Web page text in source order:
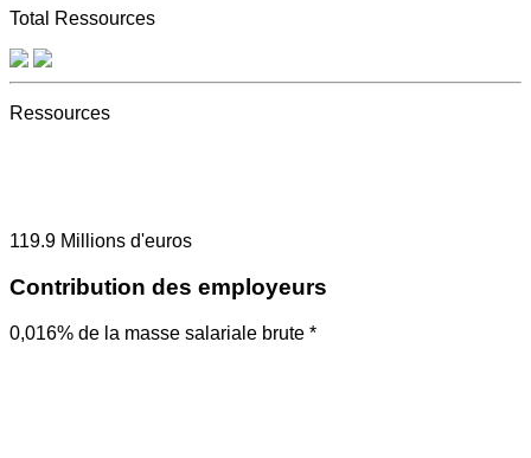
Total Ressources
Ressources
119.9 Millions d'euros
Contribution des employeurs
0,016% de la masse salariale brute *